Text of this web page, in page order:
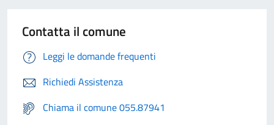
Contatta il comune
Leggi le domande frequenti
Richiedi Assistenza
Chiama il comune 055.87941